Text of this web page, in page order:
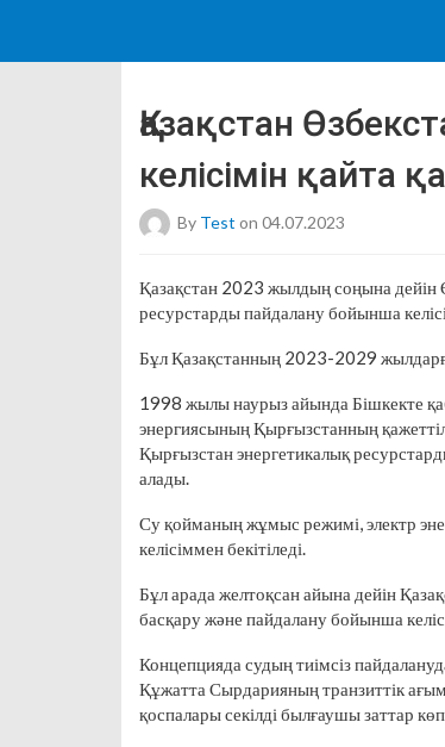
Қазақстан
келісімін қайта
By Test on 04.07.2023
Қазақстан 2023 жылдың соңына дейін
ресурстарды пайдалану бойынша
Бұл Қазақстанның 2023-2029
1998 жылы наурыз айында Бішкекте
энергиясының Қырғызстанның
Қырғызстан энергетикалық
алады.
Су қойманың жұмыс режимі, электр
келісіммен бекітіледі.
Бұл арада желтоқсан айына дейін
басқару және пайдалану бойынша
Концепцияда судың тиімсіз
Құжатта Сырдарияның транзиттік
қоспалары секілді былғаушы заттар